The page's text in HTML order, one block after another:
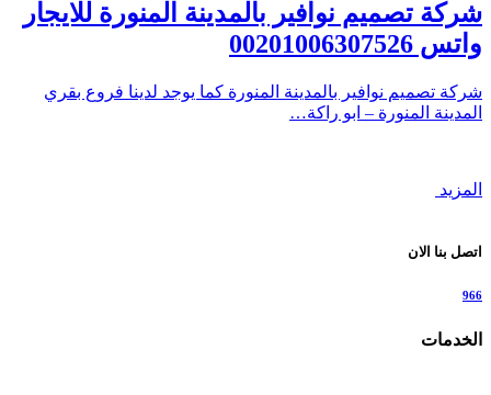
شركة تصميم نوافير بالمدينة المنورة للايجار
واتس 00201006307526
شركة تصميم نوافير بالمدينة المنورة كما يوجد لدينا فروع بقري
المدينة المنورة – ابو راكة…
المزيد
اتصل بنا الان
966
الخدمات